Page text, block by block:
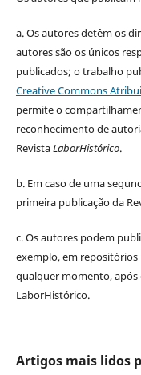
a.Os autores detêm os
autores são os únicos
publicados; o trabalho
Creative Commons
permite o
reconhecimento de
RevistaLaborHistórico.
b. Em caso de uma
primeira publicação da
c. Os autores podem
exemplo, em repositórios
qualquer momento, após
LaborHistórico.
Artigos mais lidos